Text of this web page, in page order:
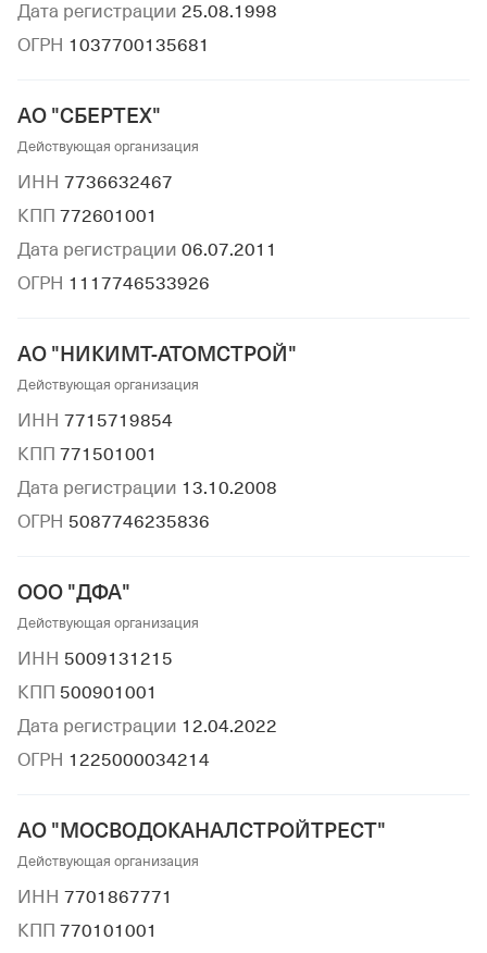
Дата регистрации 25.08.1998
ОГРН 1037700135681
АО "СБЕРТЕХ"
Действующая организация
ИНН 7736632467
КПП 772601001
Дата регистрации 06.07.2011
ОГРН 1117746533926
АО "НИКИМТ-АТОМСТРОЙ"
Действующая организация
ИНН 7715719854
КПП 771501001
Дата регистрации 13.10.2008
ОГРН 5087746235836
ООО "ДФА"
Действующая организация
ИНН 5009131215
КПП 500901001
Дата регистрации 12.04.2022
ОГРН 1225000034214
АО "МОСВОДОКАНАЛСТРОЙТРЕСТ"
Действующая организация
ИНН 7701867771
КПП 770101001